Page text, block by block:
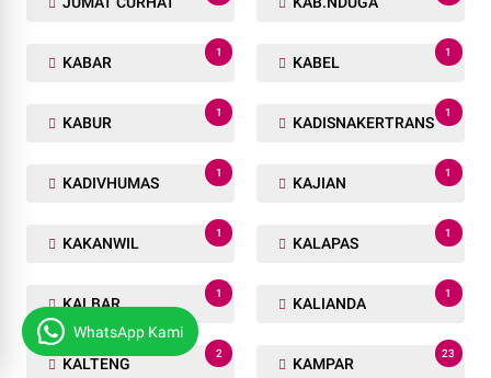
KABAR
1
KABEL
1
KABUR
1
KADISNAKERTRANS
1
KADIVHUMAS
1
KAJIAN
1
KAKANWIL
1
KALAPAS
1
KALBAR
1
KALIANDA
1
KALTENG
2
KAMPAR
23
WhatsApp Kami